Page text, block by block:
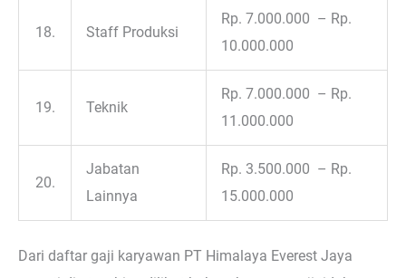
18. Staff Produksi
Rp. 7.000.000 – Rp.
10.000.000
19. Teknik
Rp. 7.000.000 – Rp.
11.000.000
20.
Jabatan
Lainnya
Rp. 3.500.000 – Rp.
15.000.000
Dari daftar gaji karyawan PT Himalaya Everest Jaya